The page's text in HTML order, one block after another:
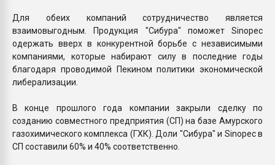
Для обеих компаний сотрудничество является
взаимовыгодным. Продукция "Сибура" поможет Sinopec
одержать вверх в конкурентной борьбе с независимыми
компаниями, которые набирают силу в последние годы
благодаря проводимой Пекином политики экономической
либерализации.
В конце прошлого года компании закрыли сделку по
созданию совместного предприятия (СП) на базе Амурского
газохимического комплекса (ГХК). Доли "Сибура" и Sinopec в
СП составили 60% и 40% соответственно.